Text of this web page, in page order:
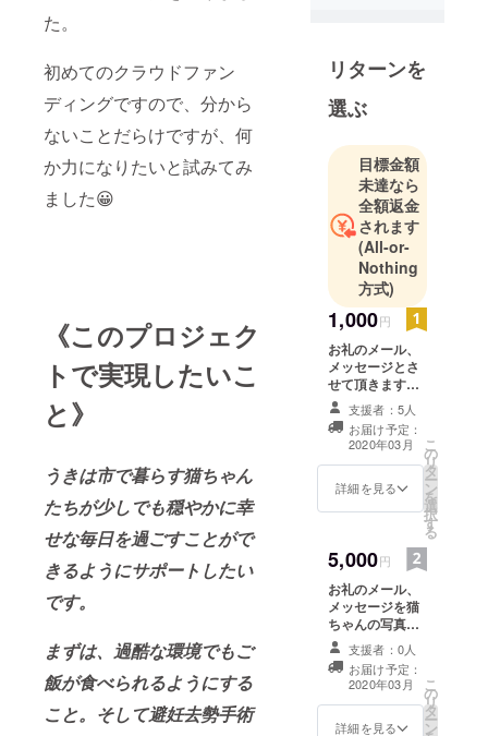
た。
初めてのクラウドファン
ディングですので、分から
ないことだらけですが、何
か力になりたいと試みてみ
ました😀
《このプロジェク
トで実現したいこ
と》
うきは市で暮らす猫ちゃん
たちが少しでも穏やかに幸
せな毎日を過ごすことがで
きるようにサポートしたい
です。
まずは、過酷な環境でもご
飯が食べられるようにする
こと。そして避妊去勢手術
い致しま
リターンを
選ぶ
目標金額
未達なら
全額返金
されます
(All-or-
Nothing
方式)
1,000円
お礼のメール、
メッセージとさ
せて頂きます。
また、猫ちゃん
の手術・治療な
ど保護を行った
後の活動報告を
させていただき
ます。 集めた資
援者の皆様へご
報告致します。
※メール等にて送
付致します。
支援者：5人
お届け予定：
2020年03月
詳細を見る
こ
の
リ
タ
ー
ン
を
選
択
す
る
5,000円
お礼のメール、
メッセージを猫
ちゃんの写真付
きハガキ又はポ
ストカード等に
てさせて頂きま
す。 また、猫
ちゃんの手術・
治療など保護を
支援者：0人
お届け予定：
2020年03月
詳細を見る
こ
の
リ
タ
ー
ン